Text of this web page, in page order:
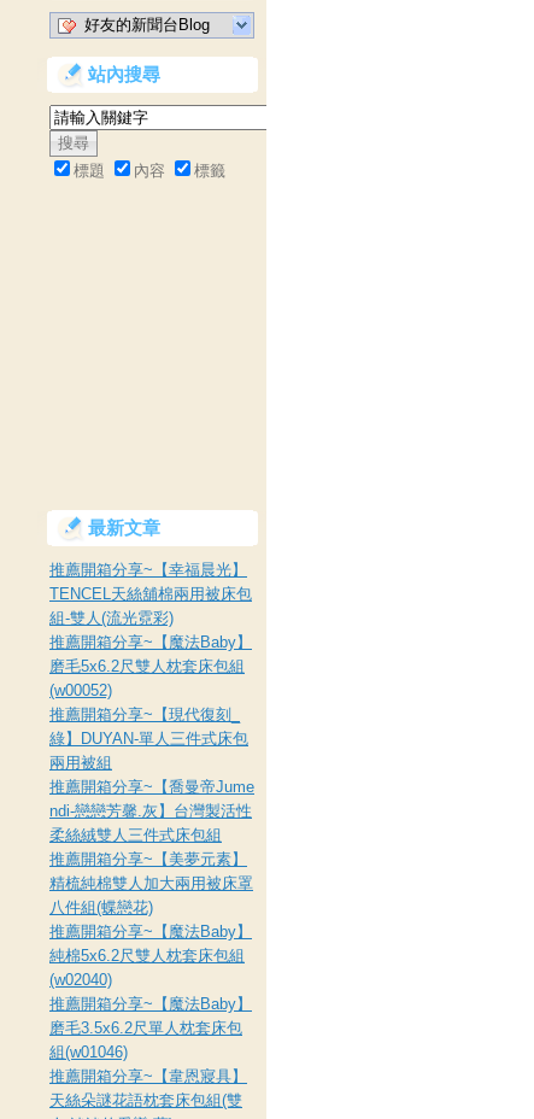
好友的新聞台Blog
站內搜尋
標題 內容 標籤
最新文章
推薦開箱分享~【幸福晨光】
TENCEL天絲舖棉兩用被床包
組-雙人(流光霓彩)
推薦開箱分享~【魔法Baby】
磨毛5x6.2尺雙人枕套床包組
(w00052)
推薦開箱分享~【現代復刻_
綠】DUYAN-單人三件式床包
兩用被組
推薦開箱分享~【喬曼帝Jume
ndi-戀戀芳馨.灰】台灣製活性
柔絲絨雙人三件式床包組
推薦開箱分享~【美夢元素】
精梳純棉雙人加大兩用被床罩
八件組(蝶戀花)
推薦開箱分享~【魔法Baby】
純棉5x6.2尺雙人枕套床包組
(w02040)
推薦開箱分享~【魔法Baby】
磨毛3.5x6.2尺單人枕套床包
組(w01046)
推薦開箱分享~【韋恩寢具】
天絲朵謎花語枕套床包組(雙